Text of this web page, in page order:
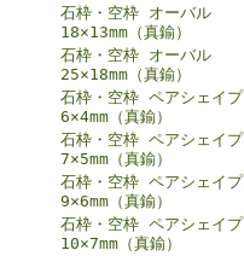
石枠・空枠 オーバル
18×13mm（真鍮）
石枠・空枠 オーバル
25×18mm（真鍮）
石枠・空枠 ペアシェイプ
6×4mm（真鍮）
石枠・空枠 ペアシェイプ
7×5mm（真鍮）
石枠・空枠 ペアシェイプ
9×6mm（真鍮）
石枠・空枠 ペアシェイプ
10×7mm（真鍮）